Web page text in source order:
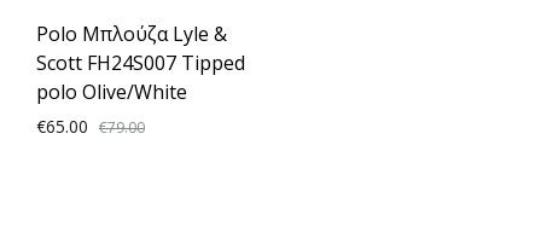
Polo Μπλούζα Lyle &
Scott FH24S007 Tipped
polo Olive/White
€65.00 €79.00